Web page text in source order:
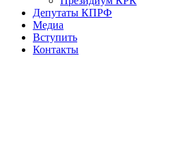
Депутаты КПРФ
Медиа
Вступить
Контакты